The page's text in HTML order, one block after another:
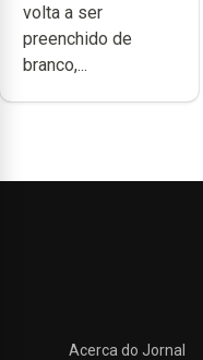
volta a ser
preenchido de
branco,...
Acerca do Jornal